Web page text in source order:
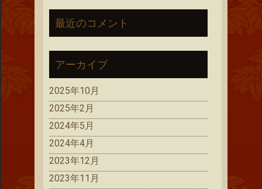
最近のコメント
アーカイブ
2025年10月
2025年2月
2024年5月
2024年4月
2023年12月
2023年11月